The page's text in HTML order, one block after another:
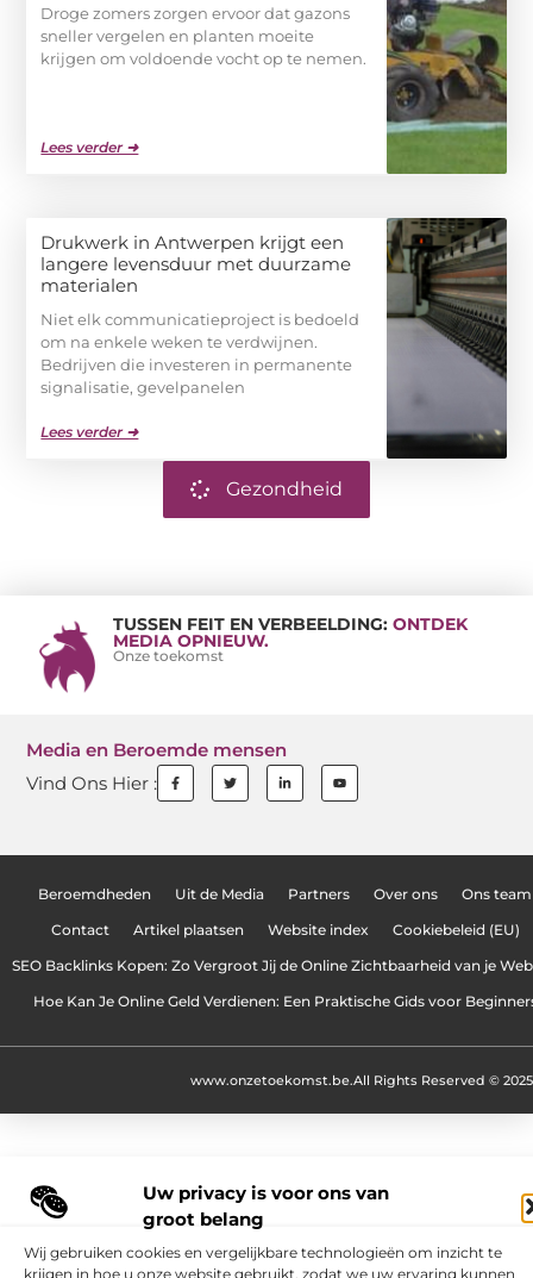
Uw privacy is voor ons van
groot belang
Wij gebruiken cookies en vergelijkbare technologieën om inzicht te
krijgen in hoe u onze website gebruikt, zodat we uw ervaring kunnen
Droge zomers zorgen ervoor dat gazons
sneller vergelen en planten moeite
krijgen om voldoende vocht op te nemen.
Lees verder ➜
Drukwerk in Antwerpen krijgt een
langere levensduur met duurzame
materialen
Niet elk communicatieproject is bedoeld
om na enkele weken te verdwijnen.
Bedrijven die investeren in permanente
signalisatie, gevelpanelen
Lees verder ➜
Gezondheid
TUSSEN FEIT EN VERBEELDING: ONTDEK
MEDIA OPNIEUW.
Onze toekomst
Media en Beroemde mensen
Vind Ons Hier :
Beroemdheden Uit de Media Partners Over ons Ons team
Contact Artikel plaatsen Website index Cookiebeleid (EU)
SEO Backlinks Kopen: Zo Vergroot Jij de Online Zichtbaarheid van je
Hoe Kan Je Online Geld Verdienen: Een Praktische Gids voor
All Rights Reserved © 2025
www.onzetoekomst.be.